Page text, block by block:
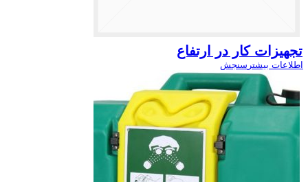
تجهیزات کار در ارتفاع
اطلاعات بیشتر سنجش